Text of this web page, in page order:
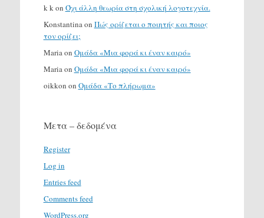
k k on Όχι άλλη θεωρία στη σχολική λογοτεχνία.
Konstantina on Πώς ορίζεται ο ποιητής και ποιος
τον ορίζει;
Maria on Ομάδα «Μια φορά κι έναν καιρό»
Maria on Ομάδα «Μια φορά κι έναν καιρό»
oikkon on Ομάδα «Το πλήρωμα»
Μετα – δεδομένα
Register
Log in
Entries feed
Comments feed
WordPress.org